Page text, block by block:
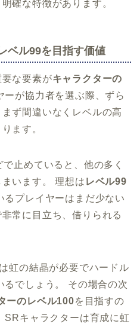
確な特徴があります。
ベル99を目指す価値
な要素がキャラクターの
ーが協力者を選ぶ際、ずら
ず間違いなくレベルの高
ます。
止めていると、他の多く
います。 理想は レベル99
るプレイヤーはまだ少ない
常に目立ち、借りられる
虹の結晶が必要でハードル
でしょう。 その場合の次
ーのレベル100を目指すの
SRキャラクターは育成に虹